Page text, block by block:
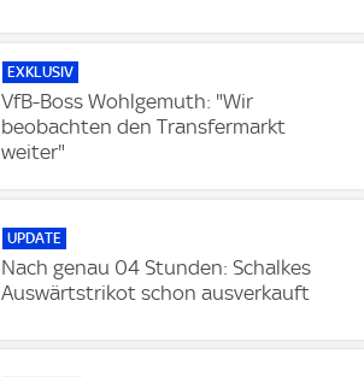
EXKLUSIV
VfB-Boss Wohlgemuth: "Wir
beobachten den Transfermarkt
weiter"
UPDATE
Nach genau 04 Stunden: Schalkes
Auswärtstrikot schon ausverkauft